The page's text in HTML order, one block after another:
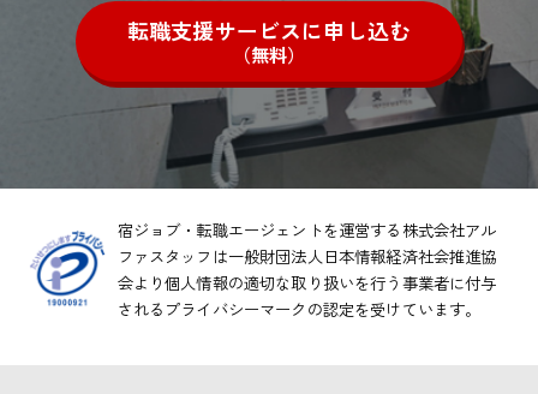
転職支援サービスに申し込む
（無料）
宿ジョブ・転職エージェントを運営する株式会社アル
ファスタッフは一般財団法人日本情報経済社会推進協
会より個人情報の適切な取り扱いを行う事業者に付与
されるプライバシーマークの認定を受けています。